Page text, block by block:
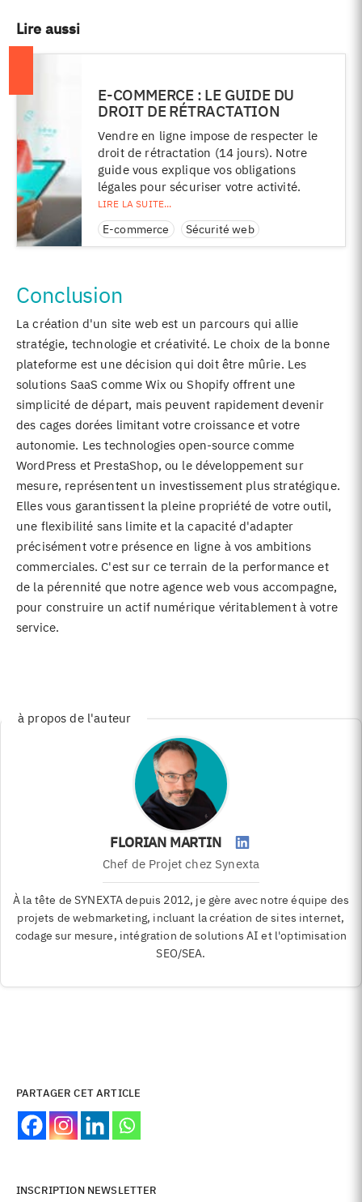
Lire aussi
E-COMMERCE : LE GUIDE DU
DROIT DE RÉTRACTATION
Vendre en ligne impose de respecter le
droit de rétractation (14 jours). Notre
guide vous explique vos obligations
légales pour sécuriser votre activité.
E-commerce Sécurité web
Conclusion
La création d'un site web est un parcours qui allie
stratégie, technologie et créativité. Le choix de la bonne
plateforme est une décision qui doit être mûrie. Les
solutions SaaS comme Wix ou Shopify offrent une
simplicité de départ, mais peuvent rapidement devenir
des cages dorées limitant votre croissance et votre
autonomie. Les technologies open-source comme
WordPress et PrestaShop, ou le développement sur
mesure, représentent un investissement plus stratégique.
Elles vous garantissent la pleine propriété de votre outil,
une flexibilité sans limite et la capacité d'adapter
précisément votre présence en ligne à vos ambitions
commerciales. C'est sur ce terrain de la performance et
de la pérennité que notre agence web vous accompagne,
pour construire un actif numérique véritablement à votre
service.
à propos de l'auteur
FLORIAN MARTIN
Chef de Projetchez Synexta
À la tête de SYNEXTA depuis 2012, je gère avec notre équipe des
projets de webmarketing, incluant la création de sites internet,
codage sur mesure, intégration de solutions AI et l'optimisation
SEO/SEA.
PARTAGER CET ARTICLE
INSCRIPTION NEWSLETTER